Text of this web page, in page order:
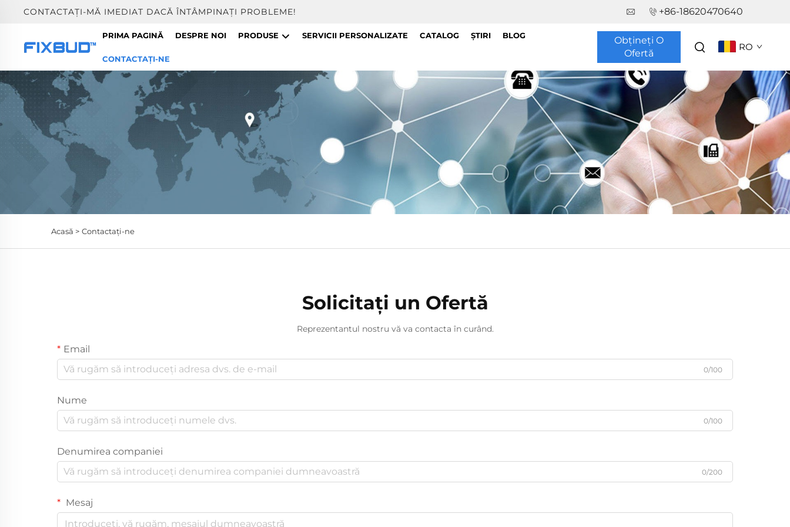
CONTACTAȚI-MĂ IMEDIAT DACĂ ÎNTÂMPINAȚI PROBLEME! +86-18620470640
PRIMA PAGINĂ DESPRE NOI PRODUSE SERVICII PERSONALIZATE CATALOG ȘTIRI BLOG
CONTACTAȚI-NE
Obțineți O
Ofertă
RO
Acasă > Contactați-ne
Solicitați un Ofertă
Reprezentantul nostru vă va contacta în curând.
Email
0/100
Nume
0/100
Denumirea companiei
0/200
Mesaj